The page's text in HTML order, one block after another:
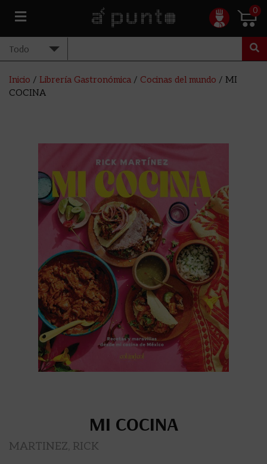
0
Inicio / Librería Gastronómica / Cocinas del mundo / MI
COCINA
MI COCINA
MARTINEZ, RICK